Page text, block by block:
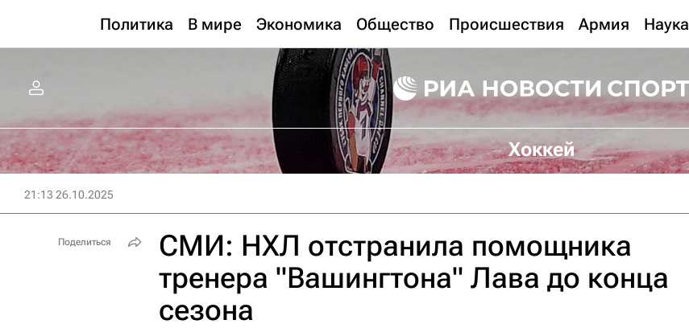
Политика В мире Экономика Общество Происшествия Армия Наука
Хоккей
21:13 26.10.2025
СМИ: НХЛ отстранила помощника
тренера "Вашингтона" Лава до конца
сезона
Поделиться